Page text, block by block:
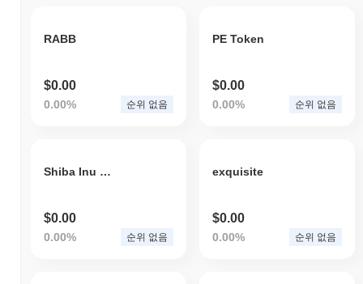
RABB
$0.00
0.00% 순위 없음
PE Token
$0.00
0.00% 순위 없음
Shiba Inu Neyma Vision
$0.00
0.00% 순위 없음
exquisite
$0.00
0.00% 순위 없음